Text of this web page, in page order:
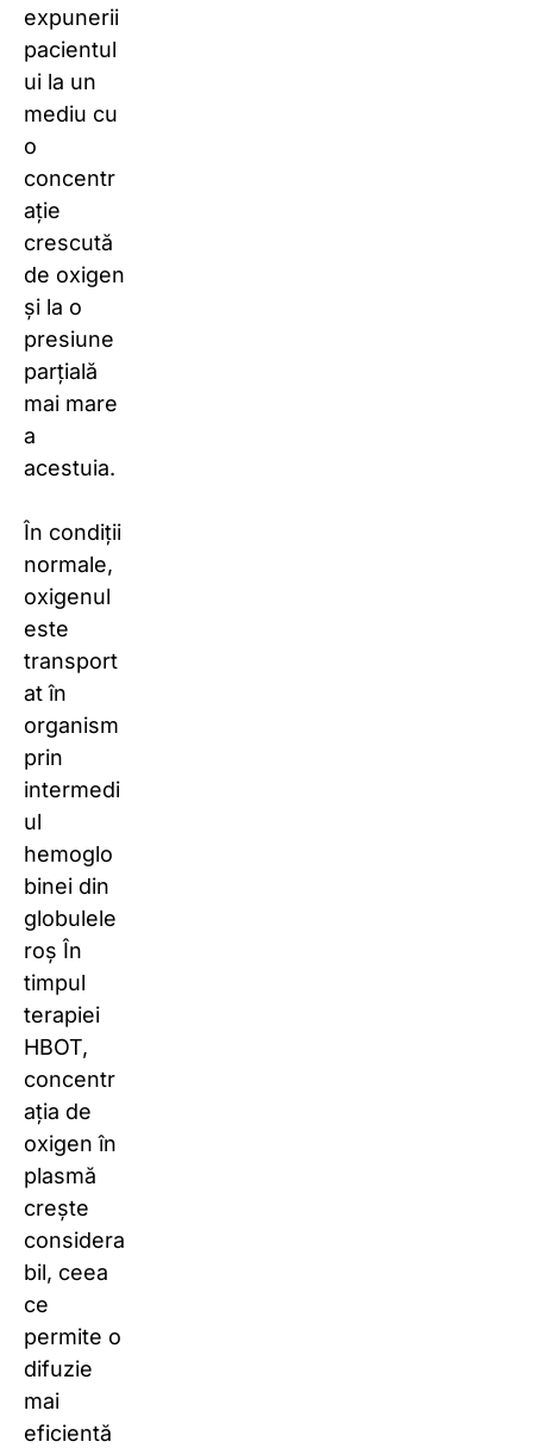
expunerii
pacientul
ui la un
mediu cu
o
concentr
ație
crescută
de oxigen
și la o
presiune
parțială
mai mare
a
acestuia.
În condiții
normale,
oxigenul
este
transport
at în
organism
prin
intermedi
ul
hemoglo
binei din
globulele
roș În
timpul
terapiei
HBOT,
concentr
ația de
oxigen în
plasmă
crește
considera
bil, ceea
ce
permite o
difuzie
mai
eficientă